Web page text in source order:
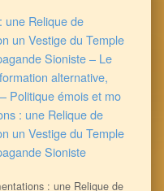
une Relique de
un Vestige du Temple
Sioniste – Le
alternative,
Politique émois et mo
: une Relique de
un Vestige du Temple
Sioniste
: une Relique de